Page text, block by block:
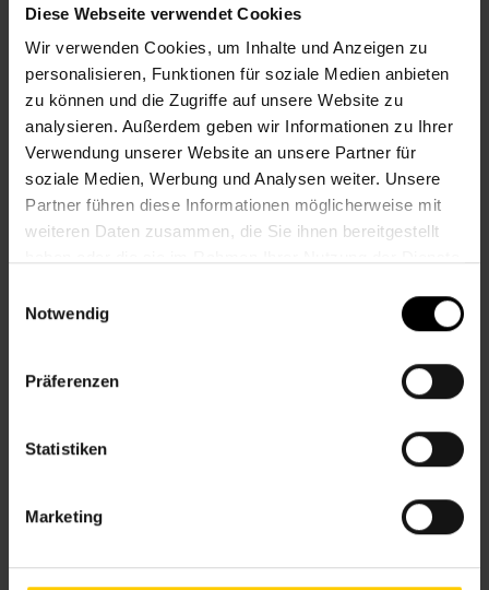
Diese Webseite verwendet Cookies
Wir verwenden Cookies, um Inhalte und Anzeigen zu
personalisieren, Funktionen für soziale Medien anbieten
zu können und die Zugriffe auf unsere Website zu
analysieren. Außerdem geben wir Informationen zu Ihrer
Verwendung unserer Website an unsere Partner für
soziale Medien, Werbung und Analysen weiter. Unsere
Partner führen diese Informationen möglicherweise mit
weiteren Daten zusammen, die Sie ihnen bereitgestellt
Notwendig
Präferenzen
Statistiken
Marketing
Beginn Montag, 24.08.2026,
Veranstalter Nachbarschaftszentrum 08
NACHBARSCHAFTSZENTRUM 08
Kontakt
+43 1 512 36 61-3400
nachbarschaftszentren.wien
5, 33,13A – Laudongasse